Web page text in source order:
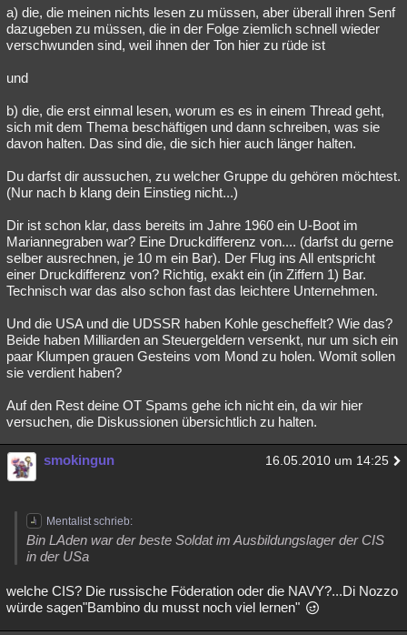
a) die, die meinen nichts lesen zu müssen, aber überall ihren Senf
dazugeben zu müssen, die in der Folge ziemlich schnell wieder
verschwunden sind, weil ihnen der Ton hier zu rüde ist
und
b) die, die erst einmal lesen, worum es es in einem Thread geht,
sich mit dem Thema beschäftigen und dann schreiben, was sie
davon halten. Das sind die, die sich hier auch länger halten.
Du darfst dir aussuchen, zu welcher Gruppe du gehören möchtest.
(Nur nach b klang dein Einstieg nicht...)
Dir ist schon klar, dass bereits im Jahre 1960 ein U-Boot im
Mariannegraben war? Eine Druckdifferenz von.... (darfst du gerne
selber ausrechnen, je 10 m ein Bar). Der Flug ins All entspricht
einer Druckdifferenz von? Richtig, exakt ein (in Ziffern 1) Bar.
Technisch war das also schon fast das leichtere Unternehmen.
Und die USA und die UDSSR haben Kohle gescheffelt? Wie das?
Beide haben Milliarden an Steuergeldern versenkt, nur um sich ein
paar Klumpen grauen Gesteins vom Mond zu holen. Womit sollen
sie verdient haben?
Auf den Rest deine OT Spams gehe ich nicht ein, da wir hier
versuchen, die Diskussionen übersichtlich zu halten.
smokingun 16.05.2010 um 14:25
Mentalist schrieb:
Bin LAden war der beste Soldat im Ausbildungslager der CIS
in der USa
welche CIS? Die russische Föderation oder die NAVY?...Di Nozzo
würde sagen"Bambino du musst noch viel lernen"